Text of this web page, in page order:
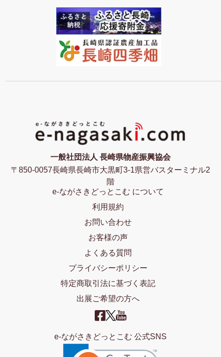
一般社団法人 長崎県物産振興協会
〒850-0057長崎県長崎市大黒町3-1県営バスターミナル2
階
e-ながさきどっとこむ について
利用規約
お問い合わせ
お客様の声
よくある質問
プライバシーポリシー
特定商取引法に基づく表記
出展ご希望の方へ
e-ながさきどっとこむ 公式SNS